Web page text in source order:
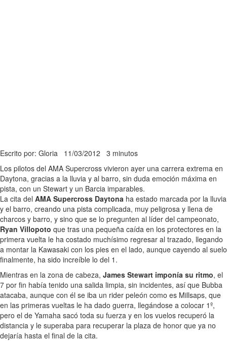
Escrito por: Gloria 11/03/2012 3 minutos
Los pilotos del AMA Supercross vivieron ayer una carrera extrema en
Daytona, gracias a la lluvia y al barro, sin duda emoción máxima en
pista, con un Stewart y un Barcia imparables.
La cita del AMA Supercross Daytona ha estado marcada por la lluvia
y el barro, creando una pista complicada, muy peligrosa y llena de
charcos y barro, y sino que se lo pregunten al líder del campeonato,
Ryan Villopoto que tras una pequeña caída en los protectores en la
primera vuelta le ha costado muchísimo regresar al trazado, llegando
a montar la Kawasaki con los pies en el lado, aunque cayendo al suelo
finalmente, ha sido increíble lo del 1.
Mientras en la zona de cabeza, James Stewart imponía su ritmo, el
7 por fin había tenido una salida limpia, sin incidentes, así que Bubba
atacaba, aunque con él se iba un rider peleón como es Millsaps, que
en las primeras vueltas le ha dado guerra, llegándose a colocar 1º,
pero el de Yamaha sacó toda su fuerza y en los vuelos recuperó la
distancia y le superaba para recuperar la plaza de honor que ya no
dejaría hasta el final de la cita.